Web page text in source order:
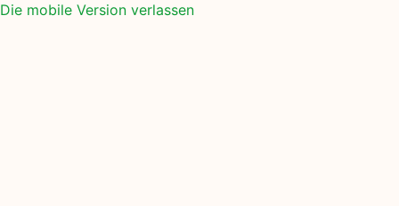
Die mobile Version verlassen